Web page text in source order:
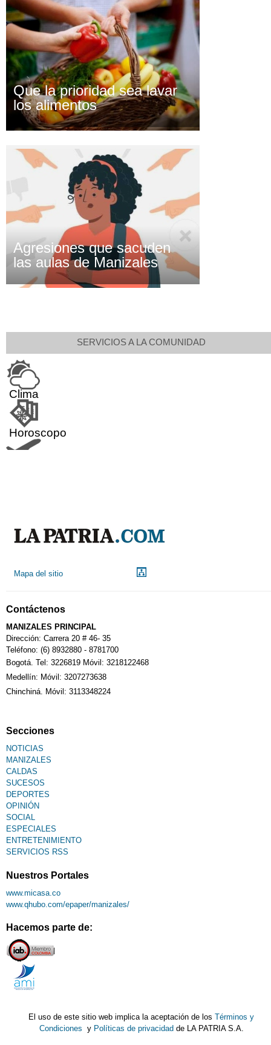
Que la prioridad sea lavar
los alimentos
Agresiones que sacuden
las aulas de Manizales
SERVICIOS A LA COMUNIDAD
Clima
Horoscopo
Calendario Tributario
Sudoku
Mapa del sitio
Contáctenos
MANIZALES PRINCIPAL
Dirección: Carrera 20 # 46- 35
Teléfono: (6) 8932880 - 8781700
Bogotá. Tel: 3226819 Móvil: 3218122468
Medellín: Móvil: 3207273638
Chinchiná. Móvil: 3113348224
Secciones
NOTICIAS
MANIZALES
CALDAS
SUCESOS
DEPORTES
OPINIÓN
SOCIAL
ESPECIALES
ENTRETENIMIENTO
SERVICIOS RSS
Nuestros Portales
www.micasa.co
www.qhubo.com/epaper/manizales/
Hacemos parte de:
El uso de este sitio web implica la aceptación de losTérminos y
Condiciones y Políticas de privacidad de LA PATRIA S.A.